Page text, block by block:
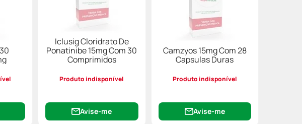
Iclusig Cloridrato De
Ponatinibe 15mg Com 30
Comprimidos
Produto indisponível
Avise-me
Camzyos 15mg Com 28
Capsulas Duras
Produto indisponível
Avise-me